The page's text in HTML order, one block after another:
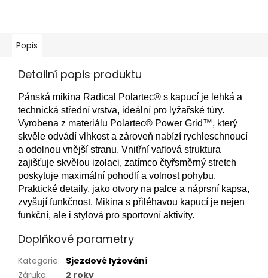
Popis
Detailní popis produktu
Pánská mikina Radical Polartec® s kapucí je lehká a
technická střední vrstva, ideální pro lyžařské túry.
Vyrobena z materiálu Polartec® Power Grid™, který
skvěle odvádí vlhkost a zároveň nabízí rychleschnoucí
a odolnou vnější stranu. Vnitřní vaflová struktura
zajišťuje skvělou izolaci, zatímco čtyřsměrný stretch
poskytuje maximální pohodlí a volnost pohybu.
Praktické detaily, jako otvory na palce a náprsní kapsa,
zvyšují funkčnost. Mikina s přiléhavou kapucí je nejen
funkční, ale i stylová pro sportovní aktivity.
Doplňkové parametry
Kategorie: Sjezdové lyžování
Záruka:
2 roky